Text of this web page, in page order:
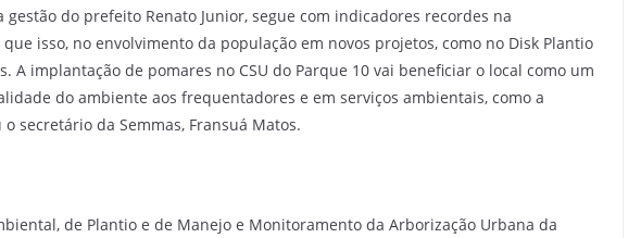
gestão do prefeito Renato Junior, segue com indicadores recordes na
isso, no envolvimento da população em novos projetos, como no Disk Plantio
A implantação de pomares no CSU do Parque 10 vai beneficiar o local como um
do ambiente aos frequentadores e em serviços ambientais, como a
secretário da Semmas, Fransuá Matos.
de Plantio e de Manejo e Monitoramento da Arborização Urbana da